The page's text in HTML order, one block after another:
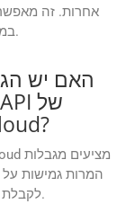
אחרות. זה
במהלך בניות, פריסות או שלבי עיבוד לאחר מכן.
האם יש
המרות גמישות
GroupDocs לקבלת מידע נוסף על מגבלות ההמרות.